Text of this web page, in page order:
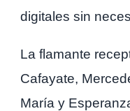
digitales sin
La flamante
Cafayate,
María y